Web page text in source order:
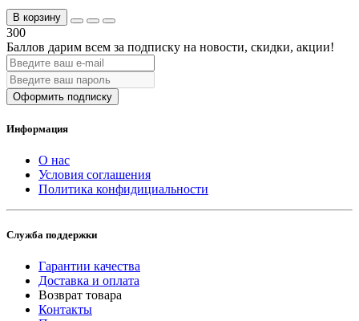
В корзину
300
Баллов дарим всем за подписку на новости, скидки, акции!
Оформить подписку
Информация
О нас
Условия соглашения
Политика конфидициальности
Служба поддержки
Гарантии качества
Доставка и оплата
Возврат товара
Контакты